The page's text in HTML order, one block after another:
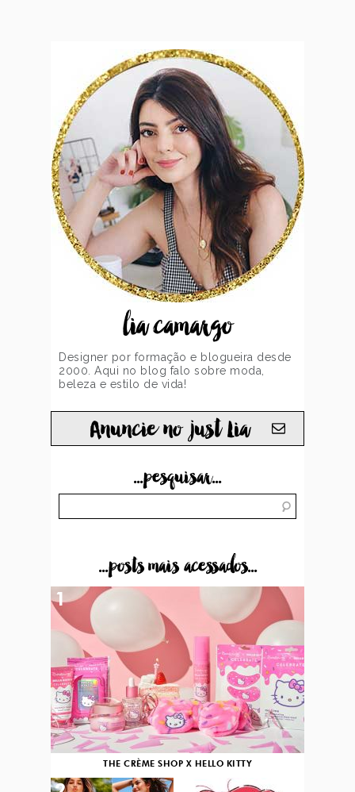
lia camargo
Designer por formação e blogueira desde
2000. Aqui no blog falo sobre moda,
beleza e estilo de vida!
Anuncie no just Lia
...pesquisar...
...posts mais acessados...
THE CRÈME SHOP X HELLO KITTY
1